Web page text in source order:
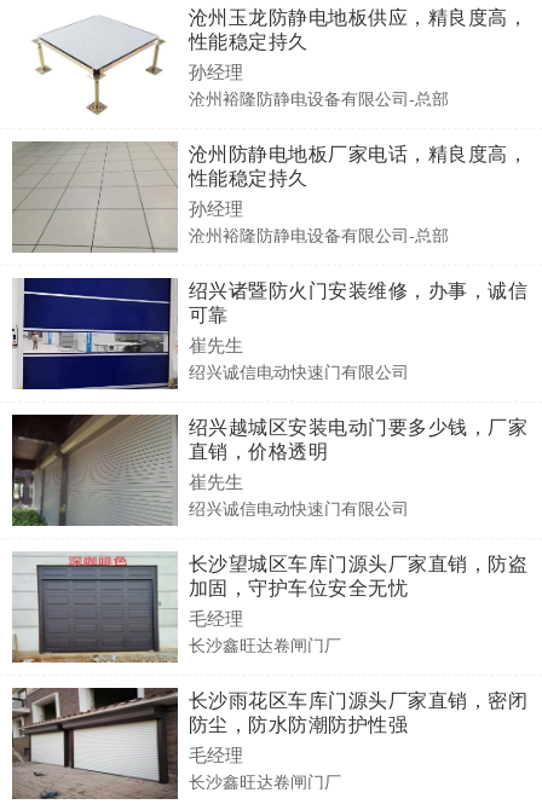
沧州玉龙防静电地板供应，精良度高，
性能稳定持久
孙经理
沧州裕隆防静电设备有限公司-总部
沧州防静电地板厂家电话，精良度高，
性能稳定持久
孙经理
沧州裕隆防静电设备有限公司-总部
绍兴诸暨防火门安装维修，办事，诚信
可靠
崔先生
绍兴诚信电动快速门有限公司
绍兴越城区安装电动门要多少钱，厂家
直销，价格透明
崔先生
绍兴诚信电动快速门有限公司
长沙望城区车库门源头厂家直销，防盗
加固，守护车位安全无忧
毛经理
长沙鑫旺达卷闸门厂
长沙雨花区车库门源头厂家直销，密闭
防尘，防水防潮防护性强
毛经理
长沙鑫旺达卷闸门厂